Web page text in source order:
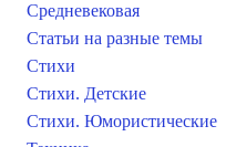
Средневековая
Статьи на разные темы
Стихи
Стихи. Детские
Стихи. Юмористические